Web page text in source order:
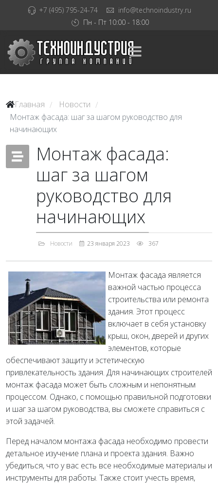
+7 (495) 795-24-74
info@technoindustry.ru
Пн - Пт 10:00 - 18:00
Главная / Новости /
Монтаж фасада: шаг за шагом руководство для
начинающих
Монтаж фасада:
шаг за шагом
руководство для
начинающих
Новости 23 января 2023 367
Монтаж фасада является
важной частью процесса
строительства или ремонта
здания. Этот процесс
включает в себя установку
крыш, окон, дверей и других
элементов, которые
обеспечивают защиту и эстетическую
привлекательность здания. Для начинающих строителей
монтаж фасада может быть сложным и непонятным
процессом. Однако, с помощью правильной подготовки
и шаг за шагом руководства, вы сможете справиться с
этой задачей.
Перед началом монтажа фасада необходимо провести
детальное изучение плана и проекта здания. Важно
убедиться, что у вас есть все необходимые материалы и
инструменты для работы. Также стоит учесть время,